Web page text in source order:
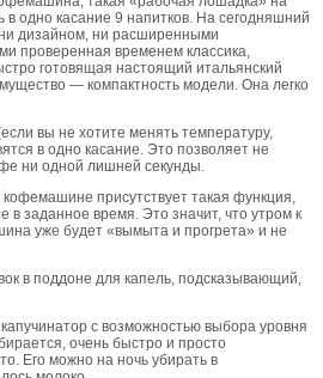
в одно касание 9 напитков. На сегодняшний
дизайном, ни расширенными
проверенная временем классика,
готовящая настоящий итальянский
— компактность модели. Она легко
вы не хотите менять температуру,
в одно касание. Это позволяет не
ни одной лишней секунды.
присутствует такая функция,
в заданное время. Это значит, что утром к
уже будет «вымыта и прогрета» и не
в поддоне для капель, подсказывающий,
с возможностью выбора уровня
очень быстро и просто
Его можно на ночь убирать в